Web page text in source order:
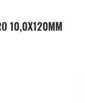
10,0X120MM